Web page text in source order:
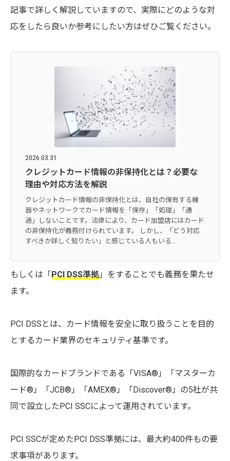
記事で詳しく解説していますので、実際にどのような対
応をしたら良いか参考にしたい方はぜひご覧ください。
2026.03.31
クレジットカード情報の非保持化とは？必要な
理由や対応方法を解説
クレジットカード情報の非保持化とは、自社の保有する機
器やネットワークでカード情報を「保存」「処理」「通
過」しないことです。法律により、カード加盟店にはカード
の非保持化が義務付けられています。 しかし、「どう対応
すべきか詳しく知りたい」と感じている人もいる...
もしくは「PCI DSS準拠 」をすることでも義務を果たせ
ます。
PCI DSSとは、カード情報を安全に取り扱うことを目的
とするカード業界のセキュリティ基準です。
国際的なカードブランドである「VISA®」「マスターカ
ード®」「JCB®」「AMEX®」「Discover®」の5社が共
同で設立したPCI SSCによって運用されています。
PCI SSCが定めたPCI DSS準拠には、最大約400件もの要
求事項があります。